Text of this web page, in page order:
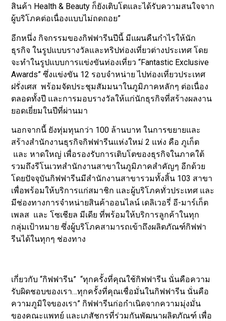
สินค้า Health & Beauty ก็ยังเติบโตและได้รับความสนใจจาก
ผู้บริโภคต่อเนื่องแบบไม่ถดถอย”
อีกหนึ่ง กิจกรรมของกิฟฟารีนปีนี้ มีแผนคืนกำไรให้นัก
ธุรกิจ ในรูปแบบรางวัลและทริปท่องเที่ยวต่างประเทศ โดย
จะทำในรูปแบบการแข่งขันท่องเที่ยว “Fantastic Exclusive
Awards” ซึ่งแข่งขัน 12 รอบจำหน่าย ไปท่องเที่ยวประเทศ
ฝรั่งเศส พร้อมจัดประชุมสัมมนาในภูมิภาคหลักๆ ต่อเนื่อง
ตลอดทั้งปี และการมอบรางวัลให้แก่นักธุรกิจที่สร้างผลงาน
ยอดเยี่ยมในปีที่ผ่านมา
นอกจากนี้ ยังทุ่มทุนกว่า 100 ล้านบาท ในการขยายและ
สร้างสำนักงานธุรกิจกิฟฟารีนแห่งใหม่ 2 แห่ง คือ ภูเก็ต
และ หาดใหญ่ เพื่อรองรับการเติบโตของธุรกิจในภาคใต้
รวมถึงรีโนเวทสำนักงานสาขาในภูมิภาคสำคัญๆ อีกด้วย
โดยปัจจุบันกิฟฟารีนมีสำนักงานสาขารวมทั้งสิ้น 103 สาขา
เพื่อพร้อมให้บริการแก่สมาชิก และผู้บริโภคทั่วประเทศ และ
มีช่องทางการจำหน่ายสินค้าออนไลน์ เดลิเวอรี่ อี-มาร์เก็ต
เพลส และ โซเชียล มีเดีย ที่พร้อมให้บริการลูกค้าในทุก
กลุ่มเป้าหมาย ซึ่งผู้บริโภคสามารถเข้าถึงผลิตภัณฑ์กิฟฟา
รีนได้ในทุกๆ ช่องทาง
เกี่ยวกับ “กิฟฟารีน” “ทุกครั้งที่คุณใช้กิฟฟารีน นั่นคือความ
รับผิดชอบของเรา…ทุกครั้งที่คุณเชื่อมั่นในกิฟฟารีน นั่นคือ
ความภูมิใจของเรา” กิฟฟารีนก่อกำเนิดจากความมุ่งมั่น
ของคณะแพทย์ และเภสัชกรที่ร่วมกันพัฒนาผลิตภัณฑ์ เพื่อ